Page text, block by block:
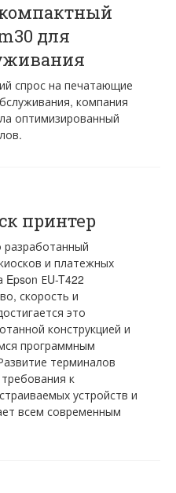
для
спрос на печатающие
компания
оптимизированный
принтер
разработанный
и платежных
ЕU-T422
скорость и
это
конструкцией и
программным
терминалов
к
устройств и
всем современным